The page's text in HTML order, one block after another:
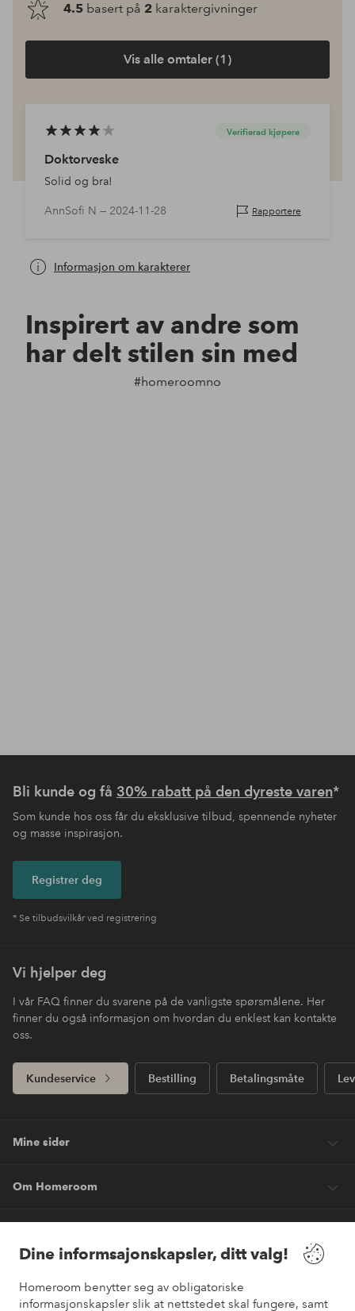
Dine informsajonskapsler, ditt valg!
Homeroom benytter seg av obligatoriske
informasjonskapsler slik at nettstedet skal fungere, samt
4.5 basert på 2 karaktergivninger
Vis alle omtaler (1)
Verifierad kjøpere
Doktorveske
Solid og bra!
AnnSofi N — 2024-11-28 Rapportere
Informasjon om karakterer
Inspirert av andre som
har delt stilen sin med
#homeroomno
Bli kunde og få 30% rabatt på den dyreste varen*
Som kunde hos oss får du eksklusive tilbud, spennende nyheter
og masse inspirasjon.
Registrer deg
* Se tilbudsvilkår ved registrering
Vi hjelper deg
I vår FAQ finner du svarene på de vanligste spørsmålene. Her
finner du også informasjon om hvordan du enklest kan kontakte
oss.
Kundeservice Bestilling Betalingsmåte
Mine sider
Om Homeroom